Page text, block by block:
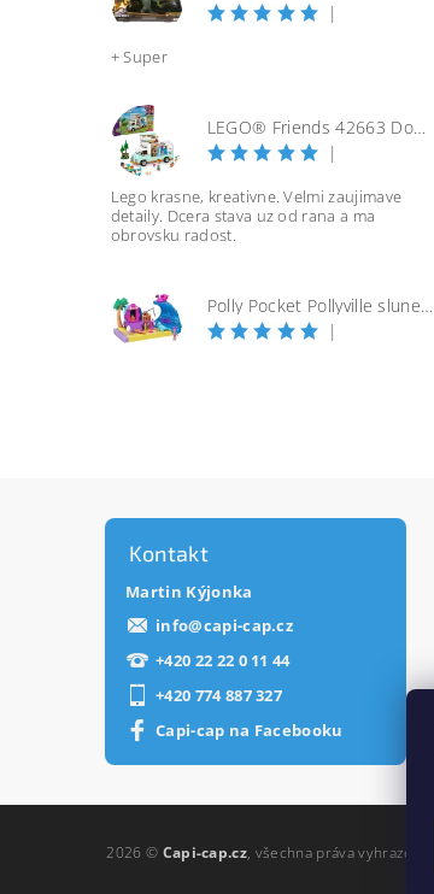
|
+ Super
LEGO® Friends 42663 Dobrodružství s karavanem přátelství
|
Lego krasne, kreativne. Velmi zaujimave
detaily. Dcera stava uz od rana a ma
obrovsku radost.
Polly Pocket Pollyville slunečná pláž
|
Kontakt
Martin Kýjonka
info@capi-cap.cz
+420 22 22 0 11 44
+420 774 887 327
Capi-cap na Facebooku
2026 © Capi-cap.cz, všechna práva vyhrazena